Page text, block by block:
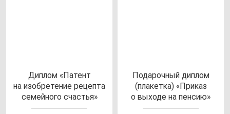
Дип­лом «Патент
на изоб­ре­те­ние ре­цеп­та
се­мей­но­го счастья»
Пода­роч­ный дип­лом
(пла­кет­ка) «При­каз
о вы­хо­де на пен­сию»